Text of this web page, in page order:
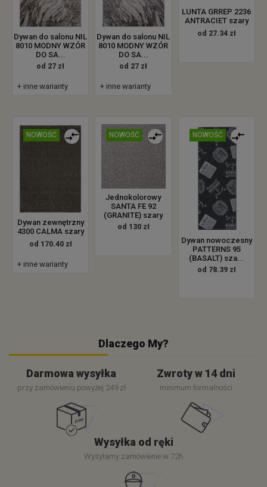
Dywan do salonu NIL
8010 MODNY WZÓR
DO SA...
od 27 zł
+ inne warianty
Dywan do salonu NIL
8010 MODNY WZÓR
DO SA...
od 27 zł
+ inne warianty
LUNTA GRREP 2236
ANTRACIET szary
od 27.34 zł
NOWOŚĆ
Dywan zewnętrzny
4300 CALMA szary
od 170.40 zł
+ inne warianty
NOWOŚĆ
Jednokolorowy
SANTA FE 92
(GRANITE) szary
od 130 zł
NOWOŚĆ
Dywan nowoczesny
PATTERNS 95
(BASALT) sza...
od 78.39 zł
Dlaczego My?
Darmowa wysyłka
przy zamówieniu powyżej 249 zł
Zwroty w 14 dni
minimum formalności
Wysyłka od ręki
Wysyłamy zamówienie w 72h